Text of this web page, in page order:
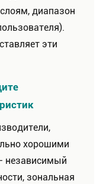
диапазон
эти
хорошими
независимый
зональная